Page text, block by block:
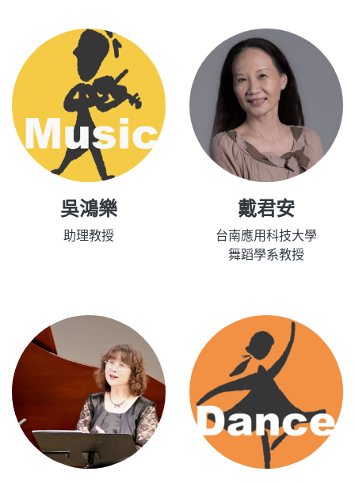
吳鴻樂
助理教授
戴君安
台南應用科技大學
舞蹈學系教授